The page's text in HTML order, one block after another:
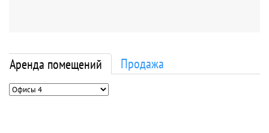
Аренда помещений Продажа